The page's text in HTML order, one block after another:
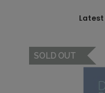
SOLD OUT